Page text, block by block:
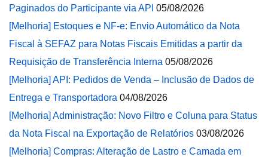
Paginados do Participante via API 05/08/2026
[Melhoria] Estoques e NF-e: Envio Automático da Nota
Fiscal à SEFAZ para Notas Fiscais Emitidas a partir da
Requisição de Transferência Interna 05/08/2026
[Melhoria] API: Pedidos de Venda – Inclusão de Dados de
Entrega e Transportadora 04/08/2026
[Melhoria] Administração: Novo Filtro e Coluna para Status
da Nota Fiscal na Exportação de Relatórios 03/08/2026
[Melhoria] Compras: Alteração de Lastro e Camada em